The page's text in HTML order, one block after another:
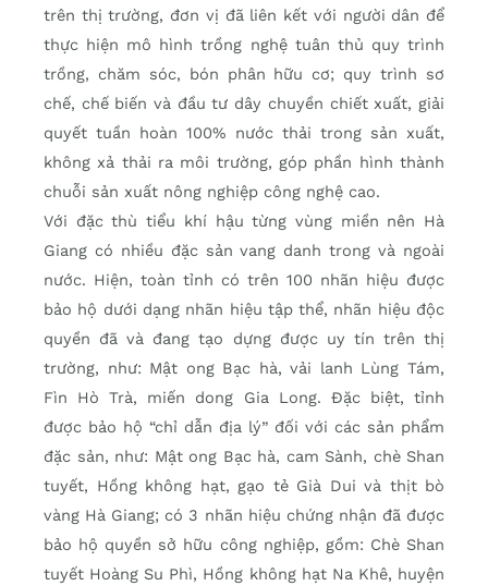
trên thị trường, đơn vị đã liên kết với người dân để
thực hiện mô hình trồng nghệ tuân thủ quy trình
trồng, chăm sóc, bón phân hữu cơ; quy trình sơ
chế, chế biến và đầu tư dây chuyền chiết xuất, giải
quyết tuần hoàn 100% nước thải trong sản xuất,
không xả thải ra môi trường, góp phần hình thành
chuỗi sản xuất nông nghiệp công nghệ cao.
Với đặc thù tiểu khí hậu từng vùng miền nên Hà
Giang có nhiều đặc sản vang danh trong và ngoài
nước. Hiện, toàn tỉnh có trên 100 nhãn hiệu được
bảo hộ dưới dạng nhãn hiệu tập thể, nhãn hiệu độc
quyền đã và đang tạo dựng được uy tín trên thị
trường, như: Mật ong Bạc hà, vải lanh Lùng Tám,
Fìn Hò Trà, miến dong Gia Long. Đặc biệt, tỉnh
được bảo hộ “chỉ dẫn địa lý” đối với các sản phẩm
đặc sản, như: Mật ong Bạc hà, cam Sành, chè Shan
tuyết, Hồng không hạt, gạo tẻ Già Dui và thịt bò
vàng Hà Giang; có 3 nhãn hiệu chứng nhận đã được
bảo hộ quyền sở hữu công nghiệp, gồm: Chè Shan
tuyết Hoàng Su Phì, Hồng không hạt Na Khê, huyện